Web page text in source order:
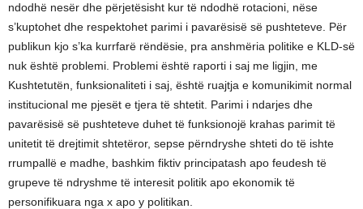
ndodhë nesër dhe përjetësisht kur të ndodhë rotacioni, nëse
s’kuptohet dhe respektohet parimi i pavarësisë së pushteteve. Për
publikun kjo s’ka kurrfarë rëndësie, pra anshmëria politike e KLD-së
nuk është problemi. Problemi është raporti i saj me ligjin, me
Kushtetutën, funksionaliteti i saj, është ruajtja e komunikimit normal
institucional me pjesët e tjera të shtetit. Parimi i ndarjes dhe
pavarësisë së pushteteve duhet të funksionojë krahas parimit të
unitetit të drejtimit shtetëror, sepse përndryshe shteti do të ishte
rrumpallë e madhe, bashkim fiktiv principatash apo feudesh të
grupeve të ndryshme të interesit politik apo ekonomik të
personifikuara nga x apo y politikan.